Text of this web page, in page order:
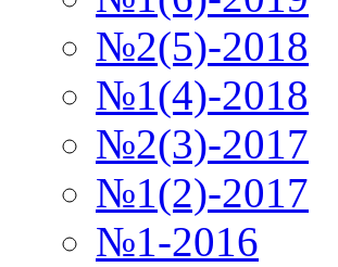
№2(5)-2018
№1(4)-2018
№2(3)-2017
№1(2)-2017
№1-2016